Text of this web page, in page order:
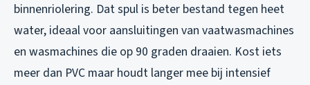
binnenriolering. Dat spul is beter bestand tegen heet
water, ideaal voor aansluitingen van vaatwasmachines
en wasmachines die op 90 graden draaien. Kost iets
meer dan PVC maar houdt langer mee bij intensief